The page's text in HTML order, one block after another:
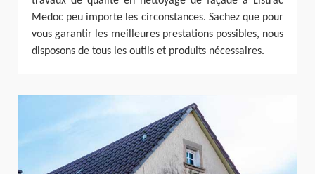
Medoc peu importe les circonstances. Sachez que pour
vous garantir les meilleures prestations possibles, nous
disposons de tous les outils et produits nécessaires.